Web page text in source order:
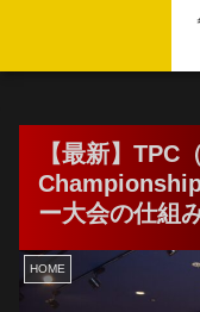
【最新】TPC
ー大会の仕組
HOME